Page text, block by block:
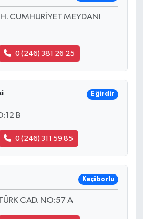
CUMHURİYET MEYDANI
0 (246) 381 26 25
Eğirdir
B
0 (246) 311 59 85
Keçiborlu
CAD. NO:57 A